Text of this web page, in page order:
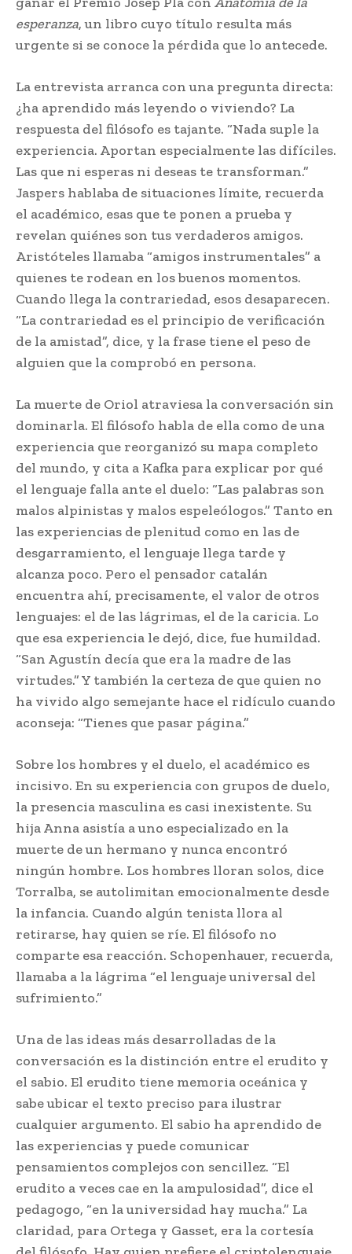
esperanza, un libro cuyo título resulta más
urgente si se conoce la pérdida que lo antecede.
La entrevista arranca con una pregunta directa:
¿ha aprendido más leyendo o viviendo? La
respuesta del filósofo es tajante. “Nada suple la
experiencia. Aportan especialmente las difíciles.
Las que ni esperas ni deseas te transforman.”
Jaspers hablaba de situaciones límite, recuerda
el académico, esas que te ponen a prueba y
revelan quiénes son tus verdaderos amigos.
Aristóteles llamaba “amigos instrumentales” a
quienes te rodean en los buenos momentos.
Cuando llega la contrariedad, esos desaparecen.
“La contrariedad es el principio de verificación
de la amistad”, dice, y la frase tiene el peso de
alguien que la comprobó en persona.
La muerte de Oriol atraviesa la conversación sin
dominarla. El filósofo habla de ella como de una
experiencia que reorganizó su mapa completo
del mundo, y cita a Kafka para explicar por qué
el lenguaje falla ante el duelo: “Las palabras son
malos alpinistas y malos espeleólogos.” Tanto en
las experiencias de plenitud como en las de
desgarramiento, el lenguaje llega tarde y
alcanza poco. Pero el pensador catalán
encuentra ahí, precisamente, el valor de otros
lenguajes: el de las lágrimas, el de la caricia. Lo
que esa experiencia le dejó, dice, fue humildad.
“San Agustín decía que era la madre de las
virtudes.” Y también la certeza de que quien no
ha vivido algo semejante hace el ridículo cuando
aconseja: “Tienes que pasar página.”
Sobre los hombres y el duelo, el académico es
incisivo. En su experiencia con grupos de duelo,
la presencia masculina es casi inexistente. Su
hija Anna asistía a uno especializado en la
muerte de un hermano y nunca encontró
ningún hombre. Los hombres lloran solos, dice
Torralba, se autolimitan emocionalmente desde
la infancia. Cuando algún tenista llora al
retirarse, hay quien se ríe. El filósofo no
comparte esa reacción. Schopenhauer, recuerda,
llamaba a la lágrima “el lenguaje universal del
sufrimiento.”
Una de las ideas más desarrolladas de la
conversación es la distinción entre el erudito y
el sabio. El erudito tiene memoria oceánica y
sabe ubicar el texto preciso para ilustrar
cualquier argumento. El sabio ha aprendido de
las experiencias y puede comunicar
pensamientos complejos con sencillez. “El
erudito a veces cae en la ampulosidad”, dice el
pedagogo, “en la universidad hay mucha.” La
claridad, para Ortega y Gasset, era la cortesía